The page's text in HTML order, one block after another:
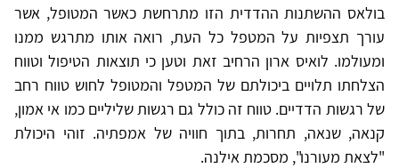
בולאס ההשתנות ההדדית הזו מתרחשת כאשר המטופל, אשר
עורך תצפיות על המטפל כל העת, רואה אותו מתרגש ממנו
ומעולמו. לואיס ארון הרחיב זאת וטען כי תוצאות הטיפול וטווח
הצלחתו תלויים ביכולתם של המטפל והמטופל לחוש טווח רחב
של רגשות הדדיים. טווח זה כולל גם רגשות שליליים כמו אי אמון,
קנאה, שנאה, תחרות, בתוך חוויה של אמפתיה. זוהי היכולת
"לצאת מעורנו", מסכמת אילנה.